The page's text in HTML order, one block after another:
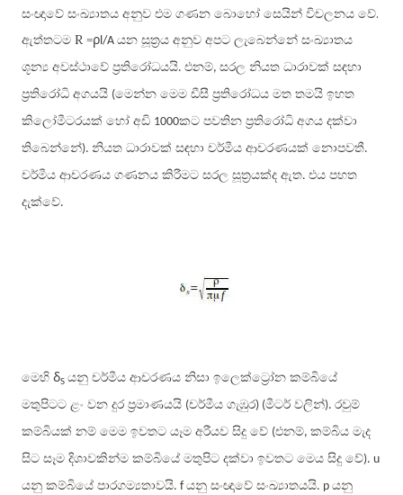
සංඥාවේ සංඛ්‍යාතය අනුව එම ගණන බොහෝ සෙයින් විචලනය වේ.
ඇත්තටම R =ρl/A යන සූත්‍රය අනුව අපට ලැබෙන්නේ සංඛ්‍යාතය
ශූන්‍ය අවස්ථාවේ ප්‍රතිරෝධයයි. එනම්, සරල නියත ධාරාවක් සඳහා
ප්‍රතිරෝධි අගයයි (මෙන්න මෙම ඩීසී ප්‍රතිරෝධය මත තමයි ඉහත
කිලෝමීටරයක් හෝ අඩි 1000කට පවතින ප්‍රතිරෝධි අගය දක්වා
තිබෙන්නේ). නියත ධාරාවක් සඳහා චර්මීය ආචරණයක් නොපවතී.
චර්මීය ආචරණය ගණනය කිරීමට සරල සූත්‍රයක්ද ඇත. එය පහත
දැක්වේ.
මෙහි δS යනු චර්මීය ආචරණය නිසා ඉලෙක්ට්‍රෝන කම්බියේ
මතුපිටට ළං වන දුර ප්‍රමාණයයි (චර්මීය ගැඹුර) (මීටර් වලින්). රවුම්
කම්බියක් නම් මෙම ඉවතට යෑම අරීයව සිදු වේ (එනම්, කම්බිය මැද
සිට සෑම දිශාවකින්ම කම්බියේ මතුපිට දක්වා ඉවතට මෙය සිදු වේ). u
යනු කම්බියේ පාරගම්‍යතාවයි. f යනු සංඥාවේ සංඛ්‍යාතයයි. p යනු